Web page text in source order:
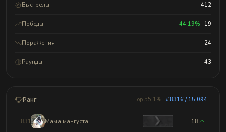
Выстрелы 412
Победы 44.19% 19
Поражения 24
Раунды 43
Ранг Top 55.1% #8316 / 15,094
8313 Мама мангуста 18